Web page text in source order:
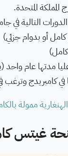
المتحدة.
التالية في
كامل أو بدوام جزئي)
مدتها عام
كامبريدج وترغب
ممولة
غيتس